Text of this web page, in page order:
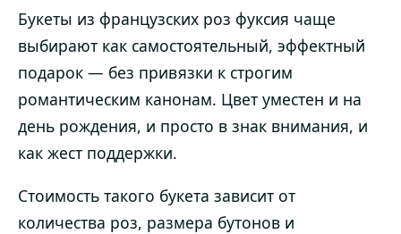
Букеты из французских роз фуксия чаще
выбирают как самостоятельный, эффектный
подарок — без привязки к строгим
романтическим канонам. Цвет уместен и на
день рождения, и просто в знак внимания, и
как жест поддержки.
Стоимость такого букета зависит от
количества роз, размера бутонов и